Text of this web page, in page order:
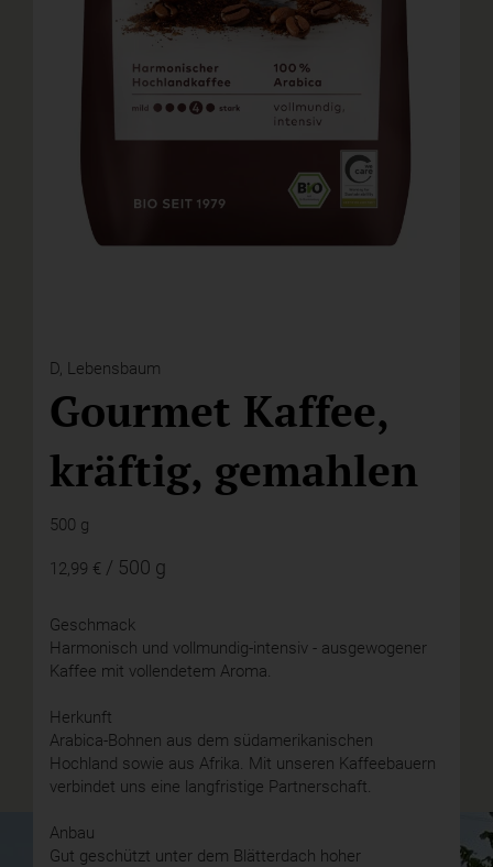
D, Lebensbaum
Gourmet Kaffee,
kräftig, gemahlen
500 g
12,99 € / 500 g
Geschmack
Harmonisch und vollmundig-intensiv - ausgewogener
Kaffee mit vollendetem Aroma.
Herkunft
Arabica-Bohnen aus dem südamerikanischen
Hochland sowie aus Afrika. Mit unseren Kaffeebauern
verbindet uns eine langfristige Partnerschaft.
Anbau
Gut geschützt unter dem Blätterdach hoher